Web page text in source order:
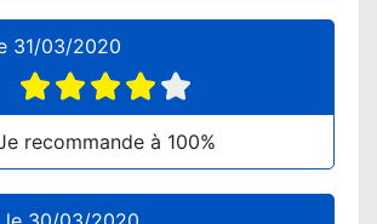
31/03/2020
recommande à 100%